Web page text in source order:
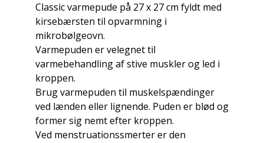
Classic varmepude på 27 x 27 cm fyldt med
kirsebærsten til opvarmning i
mikrobølgeovn.
Varmepuden er velegnet til
varmebehandling af stive muskler og led i
kroppen.
Brug varmepuden til muskelspændinger
ved lænden eller lignende. Puden er blød og
former sig nemt efter kroppen.
Ved menstruationssmerter er den